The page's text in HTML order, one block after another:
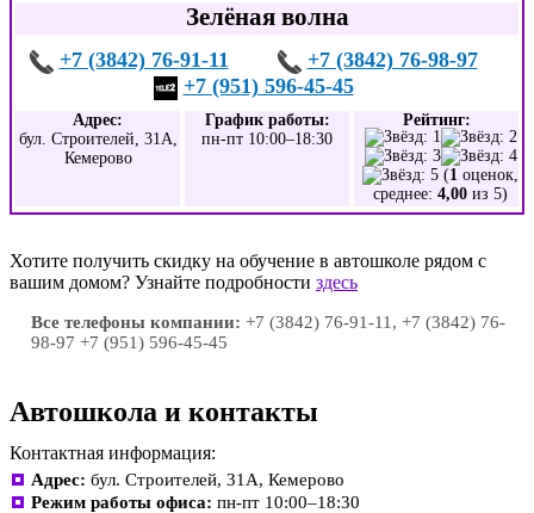
Зелёная волна
+7 (3842) 76-91-11
+7 (3842) 76-98-97
+7 (951) 596-45-45
Адрес:
бул. Строителей, 31А,
Кемерово
График работы:
пн-пт 10:00–18:30
Рейтинг:
(1 оценок,
среднее: 4,00 из 5)
Хотите получить скидку на обучение в автошколе рядом с
вашим домом? Узнайте подробности здесь
Все телефоны компании: +7 (3842) 76-91-11, +7 (3842) 76-
98-97 +7 (951) 596-45-45
Автошкола и контакты
Контактная информация:
Адрес: бул. Строителей, 31А, Кемерово
Режим работы офиса: пн-пт 10:00–18:30